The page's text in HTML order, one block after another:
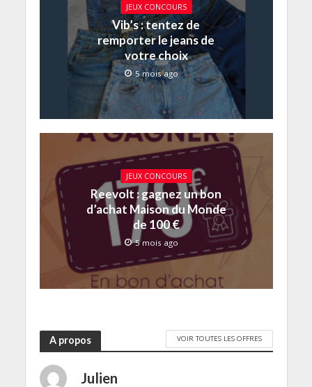
JEUX CONCOURS
Vib’s : tentez de
remporter le jeans de
votre choix
5 mois ago
JEUX CONCOURS
Reevolt : gagnez un bon
d’achat Maison du Monde
de 100 €
5 mois ago
A propos VOIR TOUTES LES OFFRES
Julien